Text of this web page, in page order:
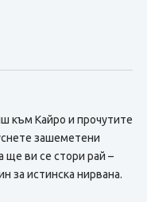
към Кайро и прочутите
зашеметени
ще ви се стори рай –
за истинска нирвана.